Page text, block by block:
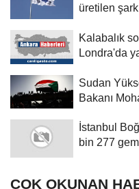
üretilen
Kalabalık
Londra'da
Sudan
Bakanı
İstanbul
bin 277
ÇOK OKUNAN